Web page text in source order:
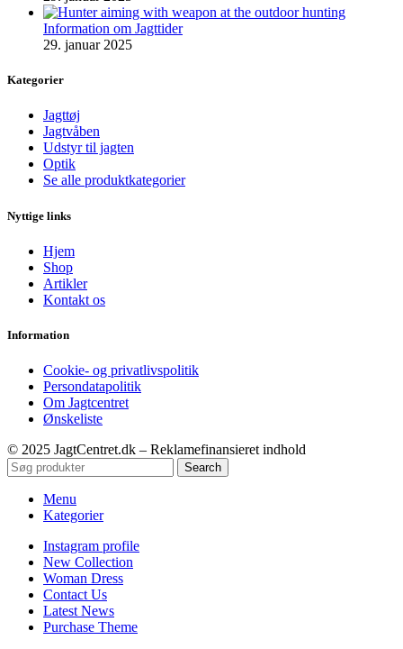
Information om Jagttider
29. januar 2025
Kategorier
Jagttøj
Jagtvåben
Udstyr til jagten
Optik
Se alle produktkategorier
Nyttige links
Hjem
Shop
Artikler
Kontakt os
Information
Cookie- og privatlivspolitik
Persondatapolitik
Om Jagtcentret
Ønskeliste
© 2025 JagtCentret.dk – Reklamefinansieret indhold
Search
Menu
Kategorier
Instagram profile
New Collection
Woman Dress
Contact Us
Latest News
Purchase Theme